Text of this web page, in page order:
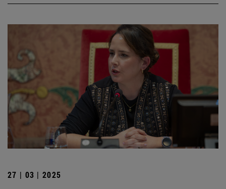
27 | 03 | 2025